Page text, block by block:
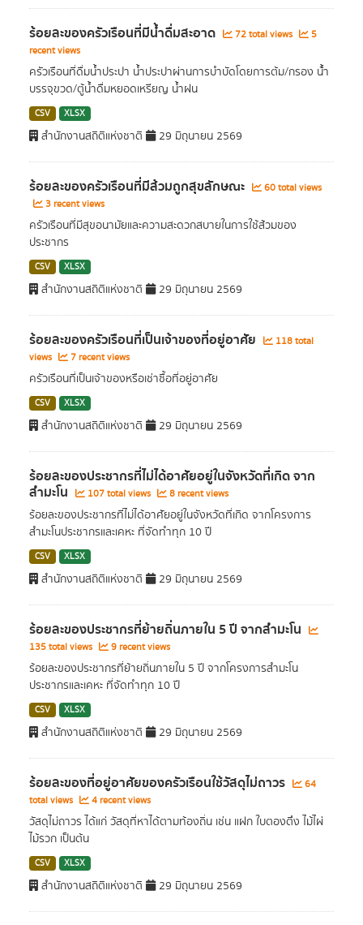
ร้อยละของครัวเรือนที่มีน้ำดื่มสะอาด 72 total views
5
recent views
ครัวเรือนที่ดื่มน้ำประปา น้ำประปาผ่านการบําบัดโดยการต้ม/กรอง น้้ำ
บรรจุขวด/ตู้น้ำดื่มหยอดเหรียญ น้ำฝน
CSV XLSX
สำนักงานสถิติแห่งชาติ 29 มิถุนายน 2569
ร้อยละของครัวเรือนที่มีส้วมถูกสุขลักษณะ
60 total views
3 recent views
ครัวเรือนที่มีสุขอนามัยและความสะดวกสบายในการใช้ส้วมของ
ประชากร
CSV XLSX
สำนักงานสถิติแห่งชาติ 29 มิถุนายน 2569
ร้อยละของครัวเรือนที่เป็นเจ้าของที่อยู่อาศัย
118 total
views
7 recent views
ครัวเรือนที่เป็นเจ้าของหรือเช่าซื้อที่อยู่อาศัย
CSV XLSX
สำนักงานสถิติแห่งชาติ 29 มิถุนายน 2569
ร้อยละของประชากรที่ไม่ได้อาศัยอยู่ในจังหวัดที่เกิด จาก
สำมะโน 107 total views 8 recent views
ร้อยละของประชากรที่ไม่ได้อาศัยอยู่ในจังหวัดที่เกิด จากโครงการ
สำมะโนประชากรและเคหะ ที่จัดทำทุก 10 ปี
CSV XLSX
สำนักงานสถิติแห่งชาติ 29 มิถุนายน 2569
ร้อยละของประชากรที่ย้ายถิ่นภายใน 5 ปี จากสำมะโน
135 total views 9 recent views
ร้อยละของประชากรที่ย้ายถิ่นภายใน 5 ปี จากโครงการสำมะโน
ประชากรและเคหะ ที่จัดทำทุก 10 ปี
CSV XLSX
สำนักงานสถิติแห่งชาติ 29 มิถุนายน 2569
ร้อยละของที่อยู่อาศัยของครัวเรือนใช้วัสดุไม่ถาวร
64
total views
4 recent views
วัสดุไม่ถาวร ได้แก่ วัสดุที่หาได้ตามท้องถิ่น เช่น แฝก ใบตองตึง ไม้ไผ่
ไม้รวก เป็นต้น
CSV XLSX
สำนักงานสถิติแห่งชาติ 29 มิถุนายน 2569